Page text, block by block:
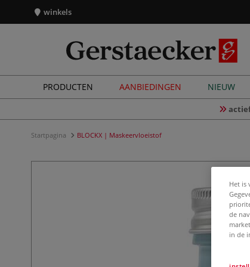
winkels
PRODUCTEN AANBIEDINGEN NIEUW
Startpagina BLOCKX | Maskeervloeistof
Het is
de
in de